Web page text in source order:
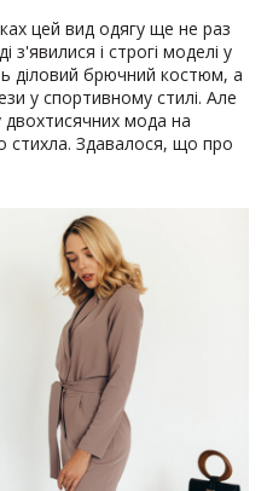
цей вид одягу ще не раз
з'явилися і строгі моделі у
діловий брючний костюм, а
у спортивному стилі. Але
двохтисячних мода на
стихла. Здавалося, що про